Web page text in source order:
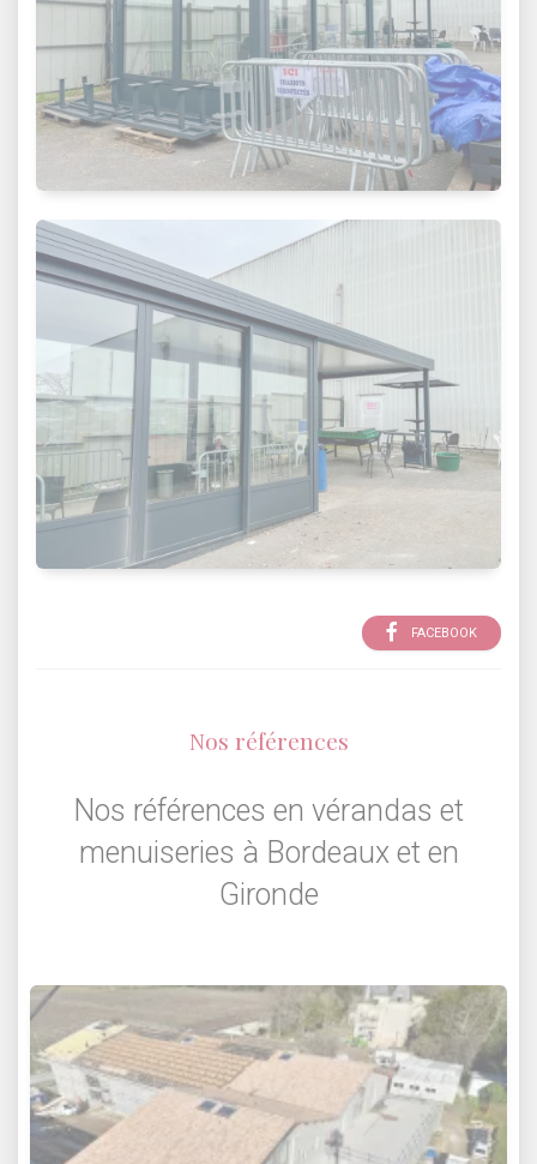
FACEBOOK
Nos références
Nos références en vérandas et
menuiseries à Bordeaux et en
Gironde